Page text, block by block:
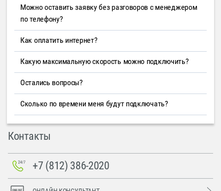
Можно оставить заявку без разговоров с менеджером
по телефону?
Как оплатить интернет?
Какую максимальную скорость можно подключить?
Остались вопросы?
Сколько по времени меня будут подключать?
Контакты
+7 (812) 386-2020